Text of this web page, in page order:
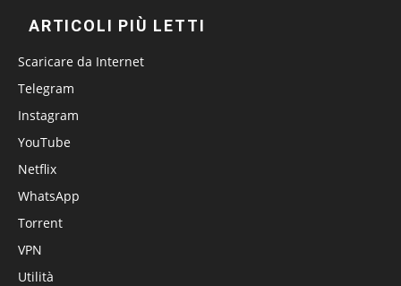
ARTICOLI PIÙ LETTI
Scaricare da Internet
Telegram
Instagram
YouTube
Netflix
WhatsApp
Torrent
VPN
Utilità